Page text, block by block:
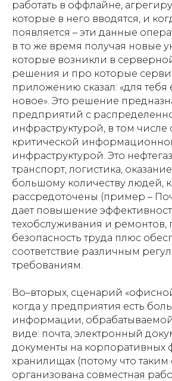
работать в оффлайне,
которые в него вводятся, и
появляется – эти данные
в то же время получая новые
которые возникли в
решения и про которые
приложению сказал: «для тебя
новое». Это решение
предприятий с
инфраструктурой, в том числе
критической
инфраструктурой. Это
транспорт, логистика,
большому количеству людей,
рассредоточены (пример –
дает повышение
техобслуживания и ремонтов,
безопасность труда плюс
соответствие различным
требованиям.
Во–вторых, сценарий
когда у предприятия есть
информации,
виде: почта, электронный
документы на корпоративных
хранилищах (потому что таким
организована совместная